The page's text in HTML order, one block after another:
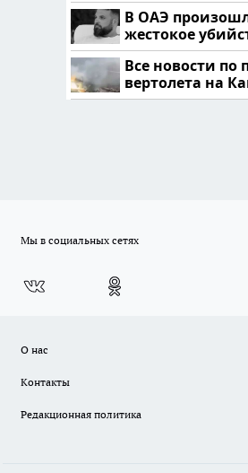
В ОАЭ
жестокое
Все новости по
вертолета на
читать здесь
Мы в социальных сетях
О нас
Контакты
Редакционная политика